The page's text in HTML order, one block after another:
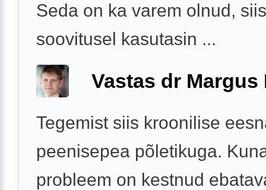
Seda on ka varem olnud,
soovitusel kasutasin ...
Vastas dr Margus
Tegemist siis kroonilise
peenisepea põletikuga.
probleem on kestnud